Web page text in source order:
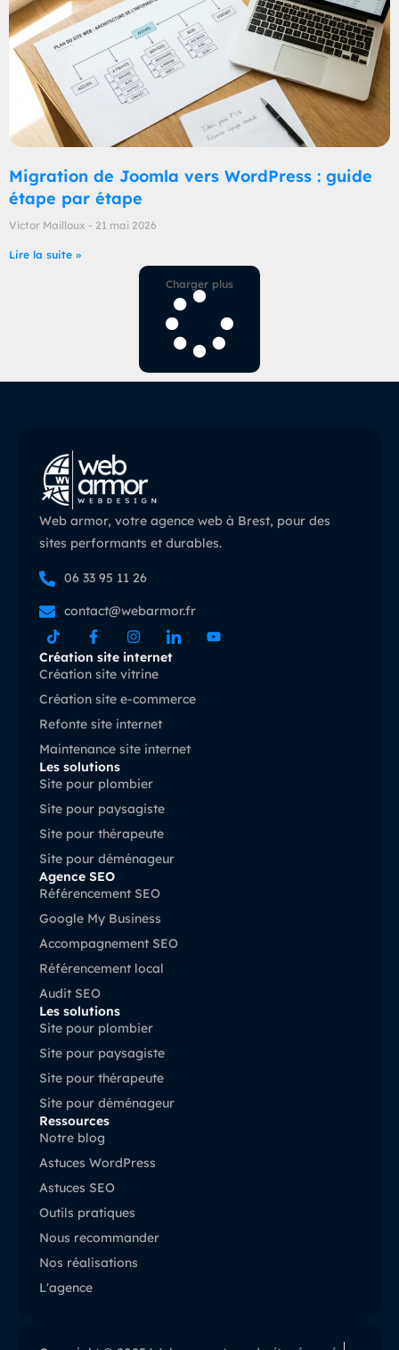
Migration de Joomla vers WordPress : guide
étape par étape
Victor Mailloux 21 mai 2026
Lire la suite »
Charger plus
Web armor, votre agence web à Brest, pour des
sites performants et durables.
06 33 95 11 26
contact@webarmor.fr
Création site internet
Création site vitrine
Création site e-commerce
Refonte site internet
Maintenance site internet
Les solutions
Site pour plombier
Site pour paysagiste
Site pour thérapeute
Site pour déménageur
Agence SEO
Référencement SEO
Google My Business
Accompagnement SEO
Référencement local
Audit SEO
Les solutions
Site pour plombier
Site pour paysagiste
Site pour thérapeute
Site pour déménageur
Ressources
Notre blog
Astuces WordPress
Astuces SEO
Outils pratiques
Nous recommander
Nos réalisations
L'agence